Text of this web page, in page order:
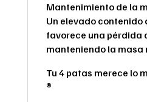
Mantenimiento de la
Un elevado contenido
favorece una pérdida
manteniendo la masa
Tu 4 patas merece lo
®